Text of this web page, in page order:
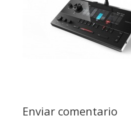
Enviar comentario